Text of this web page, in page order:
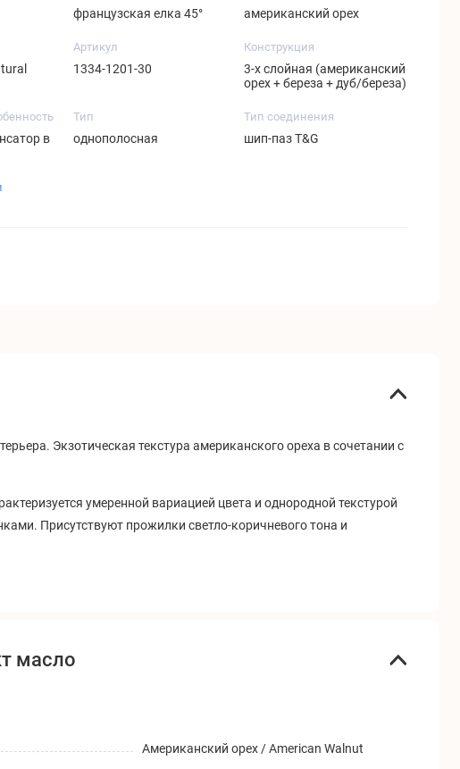
французская елка 45° американский орех
Артикул
1334-1201-30
Конструкция
3-х слойная (американский
орех + береза + дуб/береза)
в
Тип
однополосная
Тип соединения
шип-паз T&G
Экзотическая текстура американского ореха в сочетании с
умеренной вариацией цвета и однородной текстурой
Присутствуют прожилки светло-коричневого тона и
масло
Американский орех / American Walnut